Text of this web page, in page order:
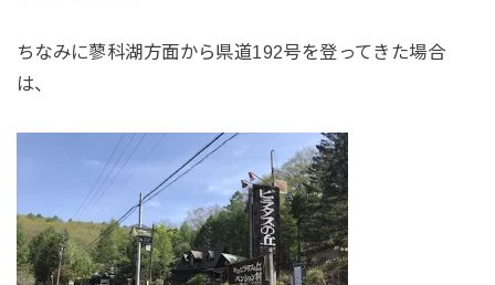
ちなみに蓼科湖方面から県道192号を登ってきた場合
は、